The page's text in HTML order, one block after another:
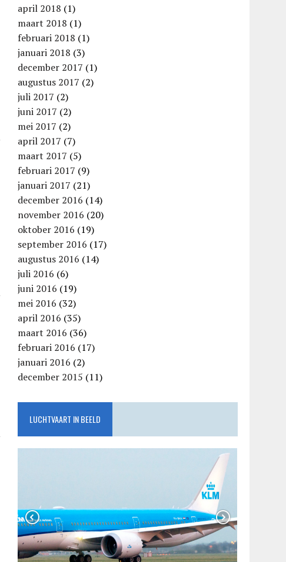
april 2018 (1)
maart 2018 (1)
februari 2018 (1)
januari 2018 (3)
december 2017 (1)
augustus 2017 (2)
juli 2017 (2)
juni 2017 (2)
mei 2017 (2)
april 2017 (7)
maart 2017 (5)
februari 2017 (9)
januari 2017 (21)
december 2016 (14)
november 2016 (20)
oktober 2016 (19)
september 2016 (17)
augustus 2016 (14)
juli 2016 (6)
juni 2016 (19)
mei 2016 (32)
april 2016 (35)
maart 2016 (36)
februari 2016 (17)
januari 2016 (2)
december 2015 (11)
LUCHTVAART IN BEELD